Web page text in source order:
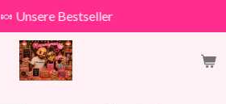
🍬 Unsere Bestseller